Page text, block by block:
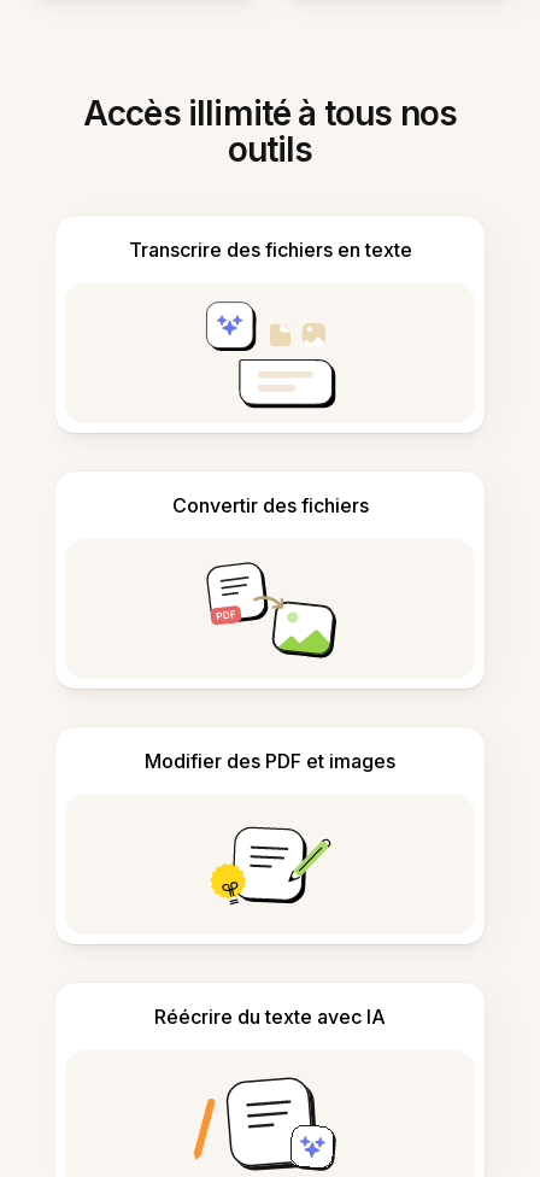
Accès illimité à tous nos
outils
Transcrire des fichiers en texte
Convertir des fichiers
Modifier des PDF et images
Réécrire du texte avec IA